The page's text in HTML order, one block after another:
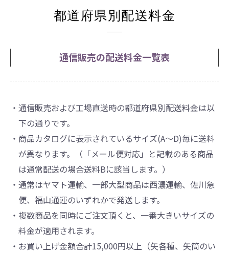
都道府県別配送料金
通信販売の配送料金一覧表
・通信販売および工場直送時の都道府県別配送料金は以
下の通りです。
・商品カタログに表示されているサイズ(A～D)毎に送料
が異なります。（「メール便対応」と記載のある商品
は通常配送の場合送料Bに該当します。）
・通常はヤマト運輸、一部大型商品は西濃運輸、佐川急
便、福山通運のいずれかで発送します。
・複数商品を同時にご注文頂くと、一番大きいサイズの
料金が適用されます。
・お買い上げ金額合計15,000円以上（矢各種、矢筒のい